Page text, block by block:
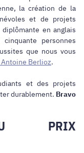
la création de la
et de projets
en anglais
personnes
que nous vous
Berlioz.
et des projets
durablement. Bravo
PRIX